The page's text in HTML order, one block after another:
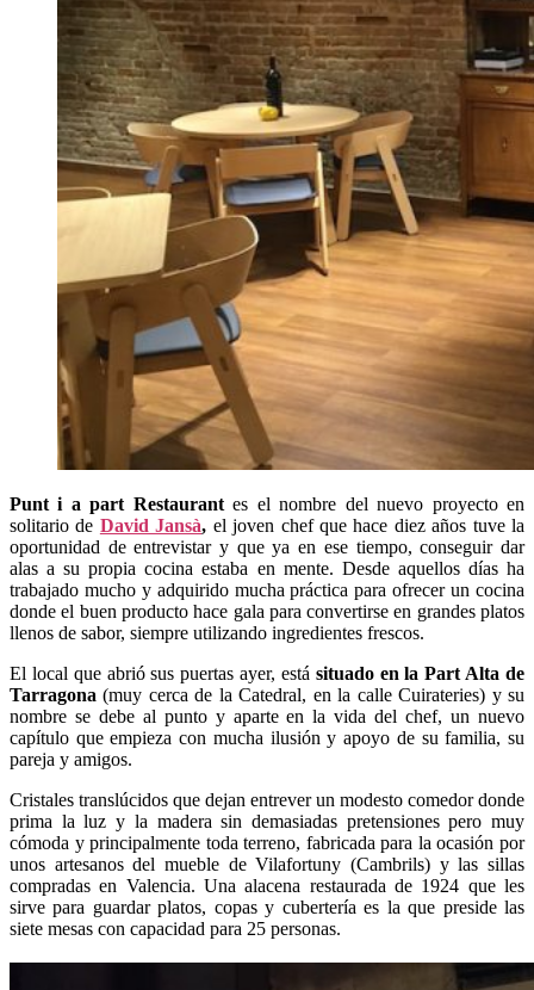
Punt i a part Restaurantes el nombre del nuevo proyecto en
solitario de David Jansà, el joven chef que hace diez años tuve la
oportunidad de entrevistar y que ya en ese tiempo, conseguir dar
alas a su propia cocina estaba en mente. Desde aquellos días ha
trabajado mucho y adquirido mucha práctica para ofrecer un cocina
donde el buen producto hace gala para convertirse en grandes platos
llenos de sabor, siempre utilizando ingredientes frescos.
El local que abrió sus puertas ayer, está situado en la Part Alta de
Tarragona (muy cerca de la Catedral, en la calle Cuirateries) y su
nombre se debe al punto y aparte en la vida del chef, un nuevo
capítulo que empieza con mucha ilusión y apoyo de su familia, su
pareja y amigos.
Cristales translúcidos que dejan entrever un modesto comedor donde
prima la luz y la madera sin demasiadas pretensiones pero muy
cómoda y principalmente toda terreno, fabricada para la ocasión por
unos artesanos del mueble de Vilafortuny (Cambrils) y las sillas
compradas en Valencia. Una alacena restaurada de 1924 que les
sirve para guardar platos, copas y cubertería es la que preside las
siete mesas con capacidad para 25 personas.